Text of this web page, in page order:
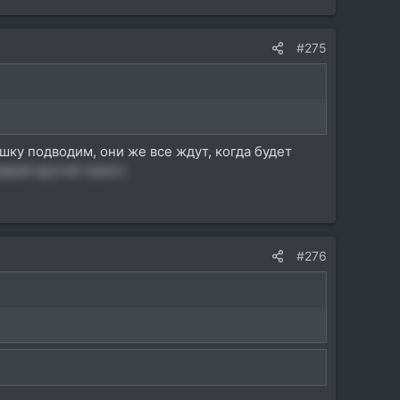
#275
подводим, они же все ждут, когда будет
#276